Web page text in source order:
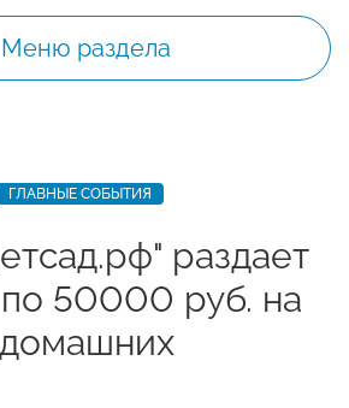
Меню раздела
ГЛАВНЫЕ СОБЫТИЯ
раздает
по 50000 руб. на